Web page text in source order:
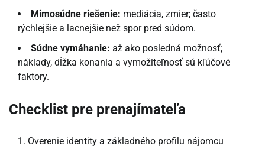
Mimosúdne riešenie: mediácia, zmier; často
rýchlejšie a lacnejšie než spor pred súdom.
Súdne vymáhanie: až ako posledná možnosť;
náklady, dĺžka konania a vymožiteľnosť sú kľúčové
faktory.
Checklist pre prenajímateľa
Overenie identity a základného profilu nájomcu